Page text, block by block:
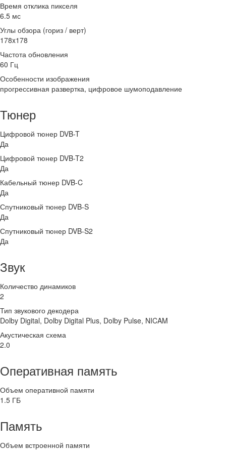
Время отклика пикселя
6.5 мс
Углы обзора (гориз / верт)
178x178
Частота обновления
60 Гц
Особенности изображения
прогрессивная развертка, цифровое шумоподавление
Тюнер
Цифровой тюнер DVB-T
Да
Цифровой тюнер DVB-T2
Да
Кабельный тюнер DVB-C
Да
Спутниковый тюнер DVB-S
Да
Спутниковый тюнер DVB-S2
Да
Звук
Количество динамиков
2
Тип звукового декодера
Dolby Digital, Dolby Digital Plus, Dolby Pulse, NICAM
Акустическая схема
2.0
Оперативная память
Объем оперативной памяти
1.5 ГБ
Память
Объем встроенной памяти